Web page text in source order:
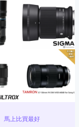
馬上比買最好